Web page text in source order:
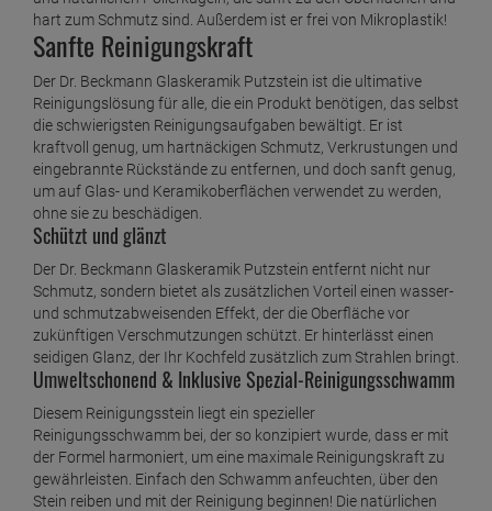
1 Liter =37,80 €
Dr. Beckmann Fleckenteufel Natur & Kosmetik
50 ml
ab1,89€
1 Liter = 37,
Dr. Beckmann Fleckenteufel Rost & Deo 50 ml
ab1,89 €
1 Liter =37,80 €
ab1,89€
1 Liter =37,80 €
Dr. Beckmann Gallseife Flecken-Bürste 250 ml
ab2,19€
1 Liter =8, 76 €
Dr. Beckmann Gallseife Flecken-Spray
ab2,69€
1 Liter = 76
hart zum Schmutz sind. Außerdem ist er frei von Mikroplastik!
Sanfte Reinigungskraft
Der Dr. Beckmann Glaskeramik Putzstein ist die ultimative
Reinigungslösung für alle, die ein Produkt benötigen, das selbst
die schwierigsten Reinigungsaufgaben bewältigt. Er ist
kraftvoll genug, um hartnäckigen Schmutz, Verkrustungen und
eingebrannte Rückstände zu entfernen, und doch sanft genug,
um auf Glas- und Keramikoberflächen verwendet zu werden,
ohne sie zu beschädigen.
Schützt und glänzt
Der Dr. Beckmann Glaskeramik Putzstein entfernt nicht nur
Schmutz, sondern bietet als zusätzlichen Vorteil einen wasser-
und schmutzabweisenden Effekt, der die Oberfläche vor
zukünftigen Verschmutzungen schützt. Er hinterlässt einen
seidigen Glanz, der Ihr Kochfeld zusätzlich zum Strahlen bringt.
Umweltschonend & Inklusive Spezial-Reinigungsschwamm
Diesem Reinigungsstein liegt ein spezieller
Reinigungsschwamm bei, der so konzipiert wurde, dass er mit
der Formel harmoniert, um eine maximale Reinigungskraft zu
gewährleisten. Einfach den Schwamm anfeuchten, über den
Stein reiben und mit der Reinigung beginnen! Die natürlichen